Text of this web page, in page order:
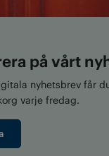
på vårt
nyhetsbrev får
varje fredag.